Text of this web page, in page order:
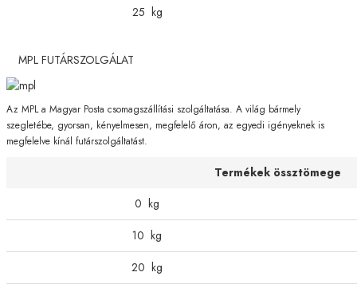
25 kg
MPL FUTÁRSZOLGÁLAT
Az MPL a Magyar Posta csomagszállítási szolgáltatása. A világ bármely
szegletébe, gyorsan, kényelmesen, megfelelő áron, az egyedi igényeknek is
megfelelve kínál futárszolgáltatást.
Termékek össztömege
0 kg
10 kg
20 kg